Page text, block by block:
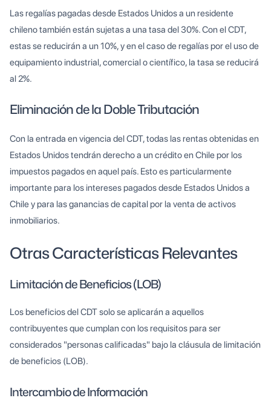
Las regalías pagadas desde Estados Unidos a un residente
chileno también están sujetas a una tasa del 30%. Con el CDT,
estas se reducirán a un 10%, y en el caso de regalías por el uso de
equipamiento industrial, comercial o científico, la tasa se reducirá
al 2%.
Eliminación de la Doble Tributación
Con la entrada en vigencia del CDT, todas las rentas obtenidas en
Estados Unidos tendrán derecho a un crédito en Chile por los
impuestos pagados en aquel país. Esto es particularmente
importante para los intereses pagados desde Estados Unidos a
Chile y para las ganancias de capital por la venta de activos
inmobiliarios.
Otras Características Relevantes
Limitación de Beneficios (LOB)
Los beneficios del CDT solo se aplicarán a aquellos
contribuyentes que cumplan con los requisitos para ser
considerados "personas calificadas" bajo la cláusula de limitación
de beneficios (LOB).
Intercambio de Información